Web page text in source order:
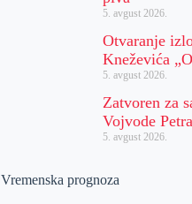
5. avgust 2026.
Otvaranje
Kneževića
5. avgust 2026.
Zatvoren za
Vojvode
5. avgust 2026.
Vremenska prognoza